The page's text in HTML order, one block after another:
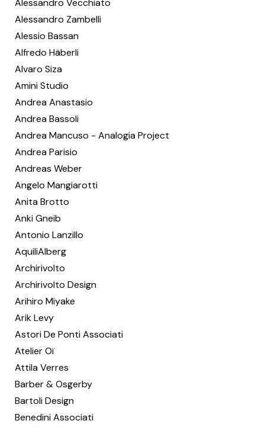
Alessandro Vecchiato
Alessandro Zambelli
Alessio Bassan
Alfredo Häberli
Alvaro Siza
Amini Studio
Andrea Anastasio
Andrea Bassoli
Andrea Mancuso - Analogia Project
Andrea Parisio
Andreas Weber
Angelo Mangiarotti
Anita Brotto
Anki Gneib
Antonio Lanzillo
AquiliAlberg
Archirivolto
Archirivolto Design
Arihiro Miyake
Arik Levy
Astori De Ponti Associati
Atelier Oï
Attila Verres
Barber & Osgerby
Bartoli Design
Benedini Associati